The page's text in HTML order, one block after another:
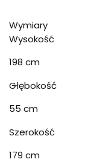
Wymiary
Wysokość
198 cm
Głębokość
55 cm
Szerokość
179 cm